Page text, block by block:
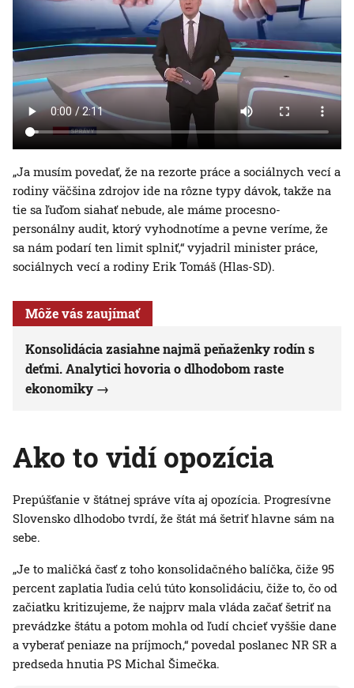
„Ja musím povedať, že na rezorte práce a sociálnych vecí a
rodiny väčšina zdrojov ide na rôzne typy dávok, takže na
tie sa ľuďom siahať nebude, ale máme procesno-
personálny audit, ktorý vyhodnotíme a pevne veríme, že
sa nám podarí ten limit splniť,“ vyjadril minister práce,
sociálnych vecí a rodiny Erik Tomáš (Hlas-SD).
Môže vás zaujímať
Konsolidácia zasiahne najmä peňaženky rodín s
deťmi. Analytici hovoria o dlhodobom raste
ekonomiky
Ako to vidí opozícia
Prepúšťanie v štátnej správe víta aj opozícia. Progresívne
Slovensko dlhodobo tvrdí, že štát má šetriť hlavne sám na
sebe.
„Je to maličká časť z toho konsolidačného balíčka, čiže 95
percent zaplatia ľudia celú túto konsolidáciu, čiže to, čo od
začiatku kritizujeme, že najprv mala vláda začať šetriť na
prevádzke štátu a potom mohla od ľudí chcieť vyššie dane
a vyberať peniaze na príjmoch,“ povedal poslanec NR SR a
predseda hnutia PS Michal Šimečka.